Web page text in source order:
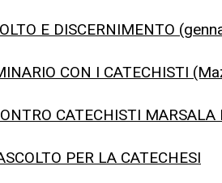
E DISCERNIMENTO
CON I CATECHISTI
CATECHISTI
PER LA CATECHESI